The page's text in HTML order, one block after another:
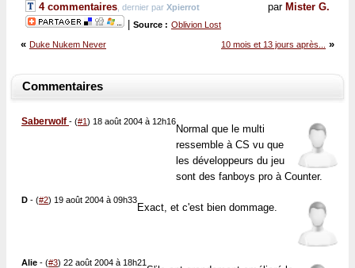
par Mister G.
4 commentaires , dernier par Xpierrot
Source : Oblivion Lost
10 mois et 13 jours après... »
« Duke Nukem Never
Commentaires
Saberwolf - (#1) 18 août 2004 à 12h16
Normal que le multi
ressemble à CS vu que
les développeurs du jeu
sont des fanboys pro à Counter.
D - (#2) 19 août 2004 à 09h33
Exact, et c'est bien dommage.
Alie - (#3) 22 août 2004 à 18h21